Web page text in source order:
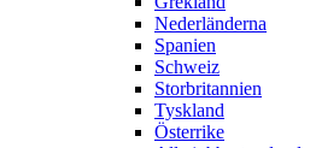
Nederländerna
Spanien
Schweiz
Storbritannien
Tyskland
Österrike